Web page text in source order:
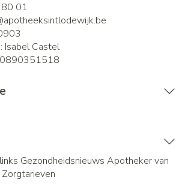
01
apotheeksintlodewijk.be
Isabel Castel
Gezondheidsnieuws Apotheker van
Zorgtarieven